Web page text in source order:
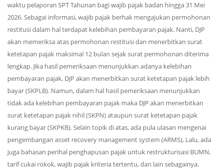
waktu pelaporan SPT Tahunan bagi wajib pajak badan hingga 31 Mei
2026. Sebagai informasi, wajib pajak berhak mengajukan permohonan
restitusi dalam hal terdapat kelebihan pembayaran pajak. Nanti, DJP
akan memeriksa atas permohonan restitusi dan menerbitkan surat
ketetapan pajak maksimal 12 bulan sejak surat permohonan diterima
lengkap. Jika hasil pemeriksaan menunjukkan adanya kelebihan
pembayaran pajak, DJP akan menerbitkan surat ketetapan pajak lebih
bayar (SKPLB). Namun, dalam hal hasil pemeriksaan menunjukkan
tidak ada kelebihan pembayaran pajak maka DJP akan menerbitkan
surat ketetapan pajak nihil (SKPN) ataupun surat ketetapan pajak
kurang bayar (SKPKB). Selain topik di atas, ada pula ulasan mengenai
pengembangan asset recovery management system (ARMS), Lalu, ada
juga bahasan perihal penghapusan pajak untuk restrukturisasi BUMN,
tarif cukai rokok, wajib pajak kriteria tertentu, dan lain sebagainya.